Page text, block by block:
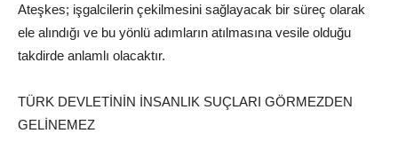
Ateşkes; işgalcilerin çekilmesini sağlayacak bir süreç olarak
ele alındığı ve bu yönlü adımların atılmasına vesile olduğu
takdirde anlamlı olacaktır.
TÜRK DEVLETİNİN İNSANLIK SUÇLARI GÖRMEZDEN
GELİNEMEZ